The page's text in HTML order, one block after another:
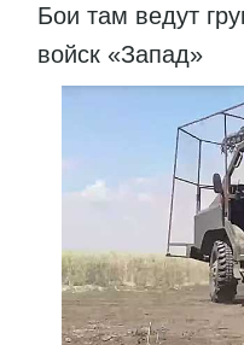
Бои там ведут
войск «Запад»